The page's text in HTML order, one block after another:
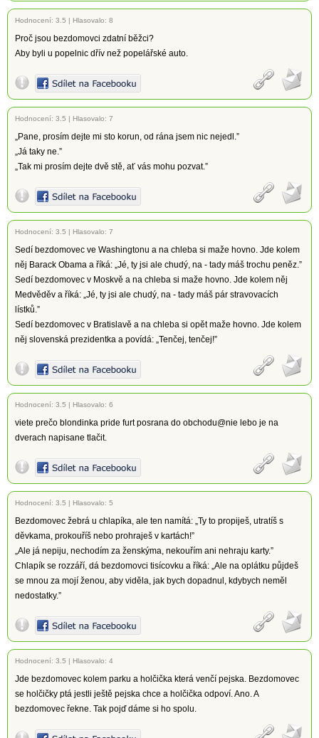
Hodnocení: 3.5 | Hlasovalo: 8
Proč jsou bezdomovci zdatní běžci?
Aby byli u popelnic dřív než popelářské auto.
Hodnocení: 3.5 | Hlasovalo: 7
„Pane, prosím dejte mi sto korun, od rána jsem nic nejedl.”
„Já taky ne.”
„Tak mi prosím dejte dvě stě, ať vás mohu pozvat.”
Hodnocení: 3.5 | Hlasovalo: 7
Sedí bezdomovec ve Washingtonu a na chleba si maže hovno. Jde kolem
něj Barack Obama a říká: „Jé, ty jsi ale chudý, na - tady máš trochu peněz.”
Sedí bezdomovec v Moskvě a na chleba si maže hovno. Jde kolem něj
Medvěděv a říká: „Jé, ty jsi ale chudý, na - tady máš pár stravovacích
lístků.”
Sedí bezdomovec v Bratislavě a na chleba si opět maže hovno. Jde kolem
něj slovenská prezidentka a povídá: „Tenčej, tenčej!”
Hodnocení: 3.5 | Hlasovalo: 6
viete prečo blondinka pride furt posrana do obchodu@nie lebo je na
dverach napisane tlačit.
Hodnocení: 3.5 | Hlasovalo: 5
Bezdomovec žebrá u chlapíka, ale ten namítá: „Ty to propiješ, utratíš s
děvkama, prokouříš nebo prohraješ v kartách!”
„Ale já nepiju, nechodím za ženskýma, nekouřím ani nehraju karty.”
Chlapík se rozzáří, dá bezdomovci tisícovku a říká: „Ale na oplátku půjdeš
se mnou za mojí ženou, aby viděla, jak bych dopadnul, kdybych neměl
nedostatky.”
Hodnocení: 3.5 | Hlasovalo: 4
Jde bezdomovec kolem parku a holčička která venčí pejska. Bezdomovec
se holčičky ptá jestli ještě pejska chce a holčička odpoví. Ano. A
bezdomovec řekne. Tak pojď dáme si ho spolu.